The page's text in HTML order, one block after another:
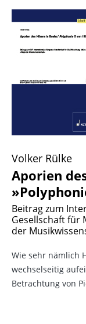
Volker Rülke
Aporien
Beitrag zum
Gesellschaft für
der
Wie sehr nämlich
wechselseitig
Betrachtung von